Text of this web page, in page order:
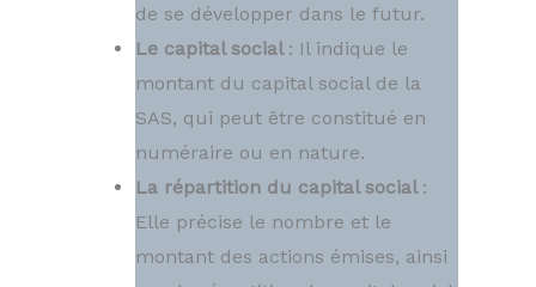
de se développer dans le futur.
Le capital social : Il indique le
montant du capital social de la
SAS, qui peut être constitué en
numéraire ou en nature.
La répartition du capital social :
Elle précise le nombre et le
montant des actions émises, ainsi